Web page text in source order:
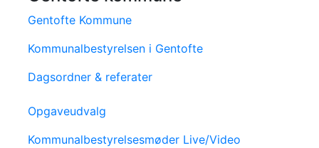
Gentofte Kommune
Kommunalbestyrelsen i Gentofte
Dagsordner & referater
Opgaveudvalg
Kommunalbestyrelsesmøder Live/Video